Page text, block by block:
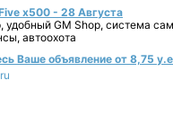
x500 - 28 Августа
GM Shop, система
автоохота
Ваше объявление от 8,75